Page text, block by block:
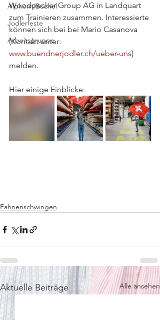
Alphorn/Büchel
Jodlerfeste
Arbeitsgruppe
Woodpecker Group AG in Landquart
zum Trainieren zusammen. Interessierte
können sich bei bei Mario Casanova
(Kontakt unter:
www.buendnerjodler.ch/ueber-uns)
melden.
Hier einige Einblicke:
Fahnenschwingen
Aktuelle Beiträge Alle ansehen